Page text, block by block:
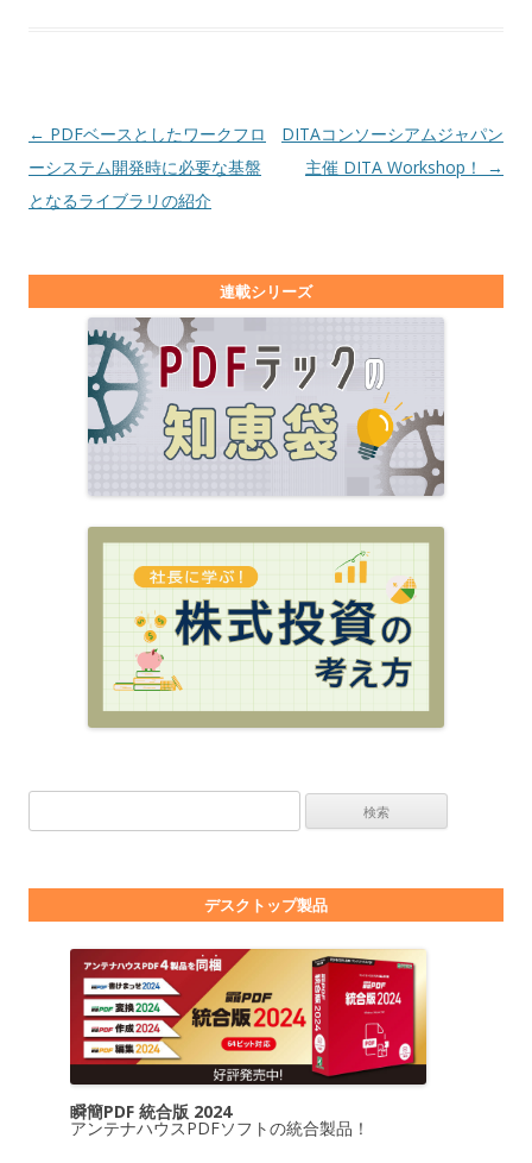
投稿ナビゲーション
← PDFベースとしたワークフロ
ーシステム開発時に必要な基盤
となるライブラリの紹介
DITAコンソーシアムジャパン
主催 DITA Workshop！
→
連載シリーズ
デスクトップ製品
瞬簡PDF 統合版 2024
アンテナハウスPDFソフトの統合製品！